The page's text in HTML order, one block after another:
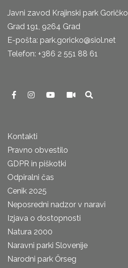
Javni zavod Krajinski park Goričko
Grad 191, 9264 Grad
E-pošta: park.goricko@siol.net
Telefon: +386 2 551 88 61
Kontakti
Pravno obvestilo
GDPR in piškotki
Odpiralni čas
Cenik 2025
Neposredni nadzor v naravi
Izjava o dostopnosti
Natura 2000
Naravni parki Slovenije
Narodni park Őrseg